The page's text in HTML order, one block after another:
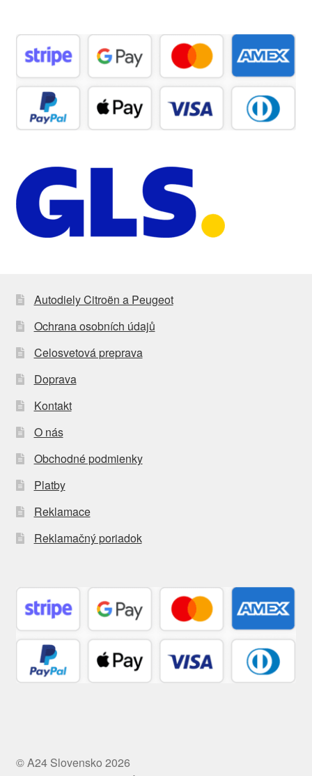
Autodiely Citroën a Peugeot
Ochrana osobních údajů
Celosvetová preprava
Doprava
Kontakt
O nás
Obchodné podmienky
Platby
Reklamace
Reklamačný poriadok
© A24 Slovensko 2026